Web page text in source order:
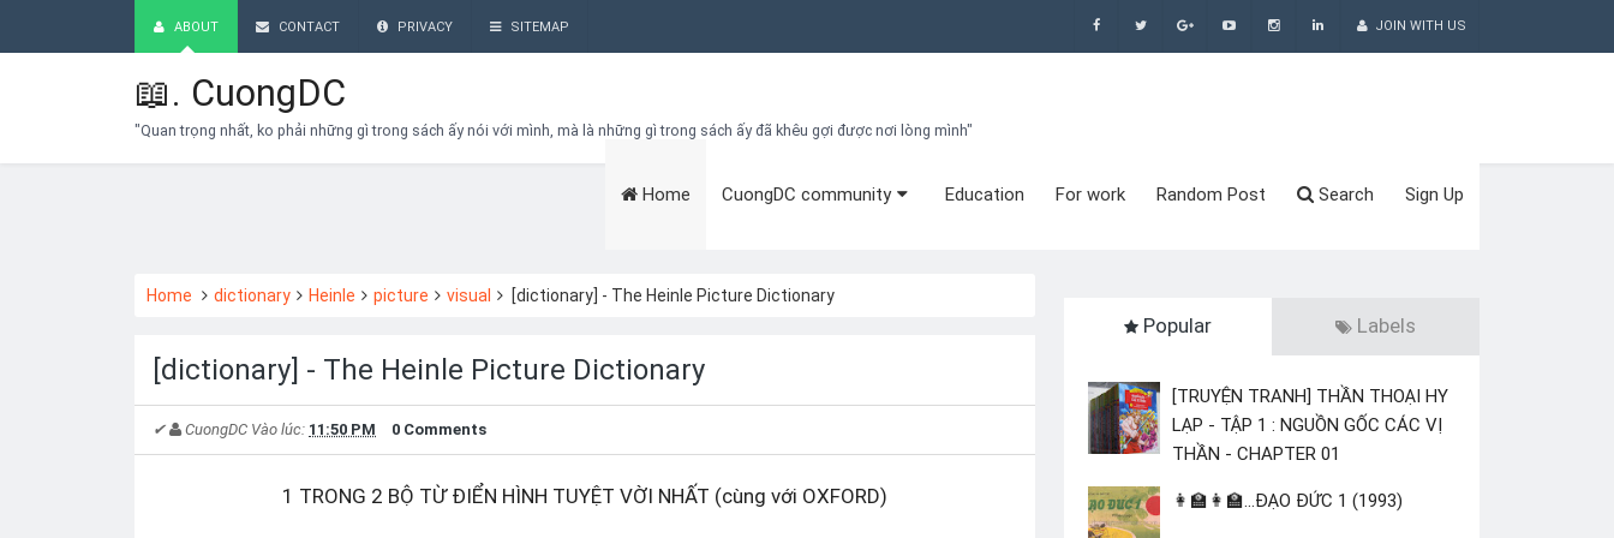
ABOUT CONTACT PRIVACY SITEMAP JOIN WITH US
📖. CuongDC
"Quan trọng nhất, ko phải những gì trong sách ấy nói với mình, mà là những gì trong sách ấy đã khêu gợi được nơi lòng mình"
Home CuongDC community Education For work Random Post Search Sign Up
Home dictionary Heinle picture visual [dictionary] - The Heinle Picture Dictionary
[dictionary] - The Heinle Picture Dictionary
✔ CuongDC Vào lúc: 11:50 PM 0 Comments
1 TRONG 2 BỘ TỪ ĐIỂN HÌNH TUYỆT VỜI NHẤT (cùng với OXFORD)
Popular Labels
[TRUYỆN TRANH] THẦN THOẠI HY
LẠP - TẬP 1 : NGUỒN GỐC CÁC VỊ
THẦN - CHAPTER 01
👩‍🏫👩‍🏫...ĐẠO ĐỨC 1 (1993)
Bạn đang cần tìm kiếm gì?